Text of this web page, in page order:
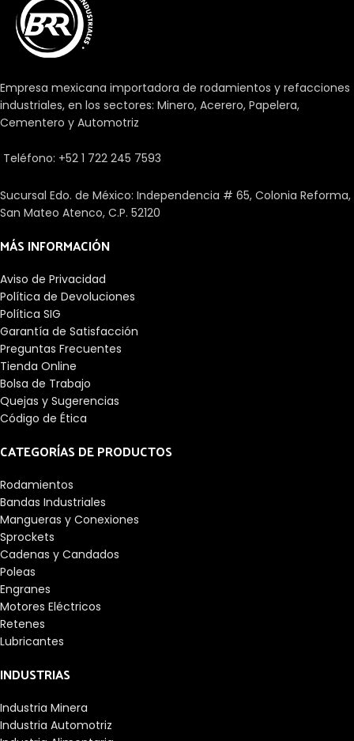
aplicaciones en trabajo rudo o
difíciles.
Empresa mexicana importadora de rodamientos y refacciones
industriales, en los sectores: Minero, Acerero, Papelera,
Cementero y Automotriz
Teléfono: +52 1 722 245 7593
Sucursal Edo. de México: Independencia # 65, Colonia Reforma,
San Mateo Atenco, C.P. 52120
MÁS INFORMACIÓN
Aviso de Privacidad
Política de Devoluciones
Política SIG
Garantía de Satisfacción
Preguntas Frecuentes
Tienda Online
Bolsa de Trabajo
Quejas y Sugerencias
Código de Ética
CATEGORÍAS DE PRODUCTOS
Rodamientos
Bandas Industriales
Mangueras y Conexiones
Sprockets
Cadenas y Candados
Poleas
Engranes
Motores Eléctricos
Retenes
Lubricantes
INDUSTRIAS
Industria Minera
Industria Automotriz